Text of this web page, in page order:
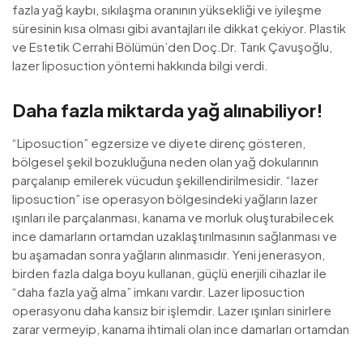
fazla yağ kaybı, sıkılaşma oranının yüksekliği ve iyileşme
süresinin kısa olması gibi avantajları ile dikkat çekiyor. Plastik
ve Estetik Cerrahi Bölümün’den Doç.Dr. Tarık Çavuşoğlu,
lazer liposuction yöntemi hakkında bilgi verdi.
Daha fazla miktarda yağ alınabiliyor!
“Liposuction” egzersize ve diyete direnç gösteren,
bölgesel şekil bozukluğuna neden olan yağ dokularının
parçalanıp emilerek vücudun şekillendirilmesidir. “lazer
liposuction” ise operasyon bölgesindeki yağların lazer
ışınları ile parçalanması, kanama ve morluk oluşturabilecek
ince damarların ortamdan uzaklaştırılmasının sağlanması ve
bu aşamadan sonra yağların alınmasıdır. Yeni jenerasyon,
birden fazla dalga boyu kullanan, güçlü enerjili cihazlar ile
“daha fazla yağ alma” imkanı vardır. Lazer liposuction
operasyonu daha kansız bir işlemdir. Lazer ışınları sinirlere
zarar vermeyip, kanama ihtimali olan ince damarları ortamdan